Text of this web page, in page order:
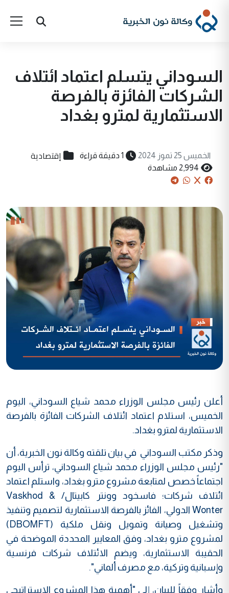
السوداني يتسلم اعتماد ائتلاف
الشركات الفائزة بالفرصة
الاستثمارية لمترو بغداد
الخميس 25 تموز 2024 1 دقيقة قراءة إقتصادية
2,994 مشاهدة
أعلن رئيس مجلس الوزراء محمد شياع السوداني، اليوم
الخميس، استلام اعتماد ائتلاف الشركات الفائزة بالفرصة
الاستثمارية لمترو بغداد.
وذكر مكتب السوداني في بيان تلقته وكالة نون الخبرية، أن
"رئيس مجلس الوزراء محمد شياع السوداني، ترأس اليوم
اجتماعاً خصص لمتابعة مشروع مترو بغداد، واستلم اعتماد
ائتلاف شركات؛ فاسخود وونتر كابيتال/ Vaskhod &
Wonter الدولي، الفائز بالفرصة الاستثمارية لتصميم وتنفيذ
وتشغيل وصيانة وتمويل ونقل ملكية (DBOMFT)
لمشروع مترو بغداد، وفق المعايير المحددة الموضحة في
الحقيبة الاستثمارية، ويضم الائتلاف شركات فرنسية
وإسبانية وتركية، مع مصرف ألماني".
وأشار وفقاً للبيان، إلى "أهمية هذا المشروع الاستراتيجي